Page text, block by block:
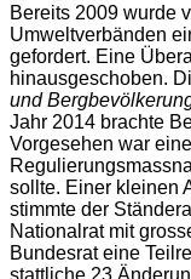
Bereits 2009 wurde
Umweltverbänden
gefordert. Eine
hinausgeschoben.
und
Jahr 2014 brachte
Vorgesehen war
sollte. Einer kleinen
stimmte der
Nationalrat mit
Bundesrat eine
stattliche 23